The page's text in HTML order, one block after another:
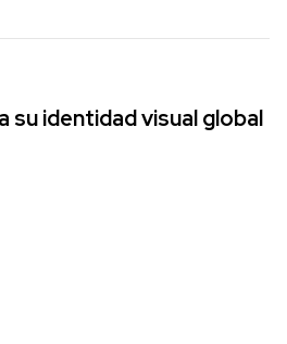
su identidad visual global